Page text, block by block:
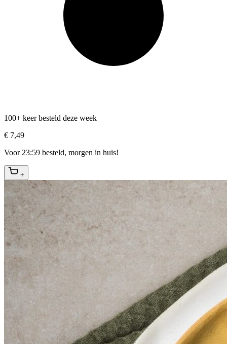
100+ keer besteld deze week
€ 7,49
Voor 23:59 besteld, morgen in huis!
+